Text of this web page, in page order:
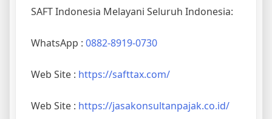
SAFT Indonesia Melayani Seluruh Indonesia:
WhatsApp : 0882-8919-0730
Web Site : https://safttax.com/
Web Site : https://jasakonsultanpajak.co.id/